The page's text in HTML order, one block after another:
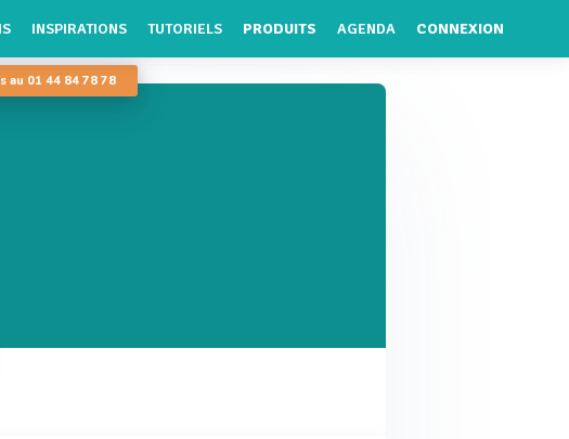
INSPIRATIONS TUTORIELS PRODUITS AGENDA CONNEXION
au 01 44 84 78 78